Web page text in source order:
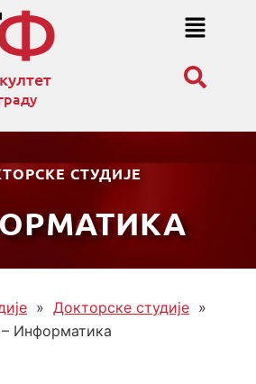
СТУДИЈЕ
» Докторске студије »
Информатика